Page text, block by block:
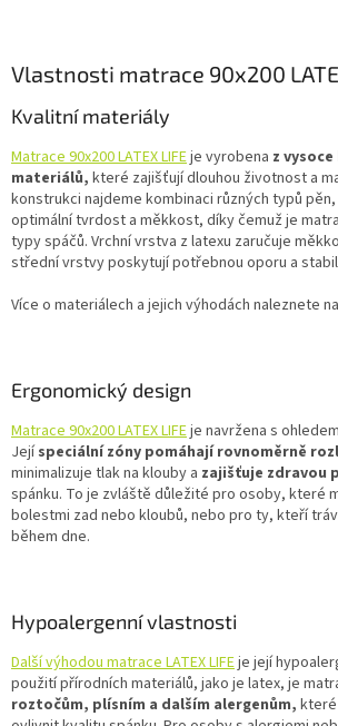
Vlastnosti matrace 90x200
Kvalitní materiály
Matrace 90x200 LATEX LIFEje vyrobena z
materiálů, které zajišťují dlouhou životnost a
konstrukci najdeme kombinaci různých typů
optimální tvrdost a měkkost, díky čemuž je
typy spáčů. Vrchní vrstva z latexu zaručuje
střední vrstvy poskytují potřebnou oporu a
Více o materiálech a jejich výhodách naleznete na
Ergonomický design
Matrace 90x200 LATEX LIFEje navržena s
Jejíspeciální zóny pomáhají rovnoměrně
minimalizuje tlak na klouby a zajišťuje zdravou
spánku. To je zvláště důležité pro osoby, které
bolestmi zad nebo kloubů, nebo pro ty, kteří
během dne.
Hypoalergenní vlastnosti
Další výhodou matrace LATEX LIFEje její
použití přírodních materiálů, jako je latex, je
roztočům, plísním a dalším alergenům,